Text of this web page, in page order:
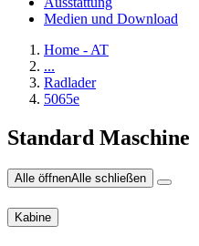
Medien und Download
Home - AT
...
Radlader
5065e
Standard Maschine
Alle öffnenAlle schließen
Kabine